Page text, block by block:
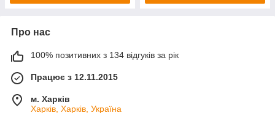
Про нас
100% позитивних з 134 відгуків за рік
Працює з 12.11.2015
м. Харків
Харків, Харків, Україна